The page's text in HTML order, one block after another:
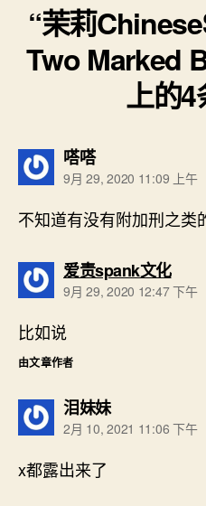
“茉莉
Two Marked
上的4
嗒嗒说：
9月 29, 2020 11:09 上午
不知道有没有附加刑之类
爱责spank文化说：
9月 29, 2020 12:47 下午
比如说
由文章作者
泪妹妹说：
2月 10, 2021 11:06 下午
x都露出来了